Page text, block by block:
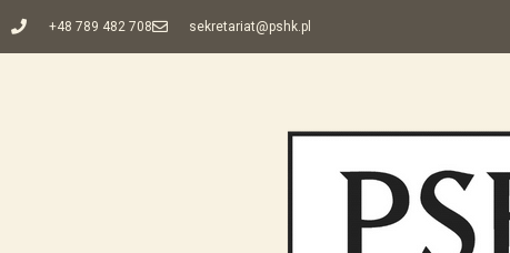
+48 789 482 708 sekretariat@pshk.pl